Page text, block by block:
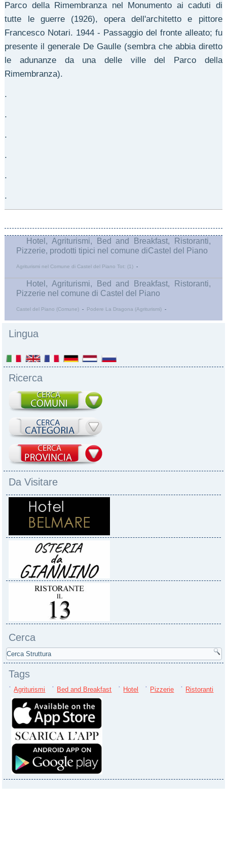
Parco della Rimembranza nel Monumento ai caduti di
tutte le guerre (1926), opera dell'architetto e pittore
Francesco Notari. 1944 - Passaggio del fronte alleato; fu
presente il generale De Gaulle (sembra che abbia diretto
le adunanze da una delle ville del Parco della
Rimembranza).
.
.
.
.
.
.
Hotel, Agriturismi, Bed and Breakfast, Ristoranti,
Pizzerie, prodotti tipici nel comune diCastel del Piano
Agriturismi nel Comune di Castel del Piano Tot: (1) -
Hotel, Agriturismi, Bed and Breakfast, Ristoranti,
Pizzerie nel comune di Castel del Piano
Castel del Piano (Comune) - Podere La Dragona (Agriturismi) -
Lingua
Ricerca
Da Visitare
Cerca
Tags
Agriturismi Bed and Breakfast Hotel Pizzerie Ristoranti